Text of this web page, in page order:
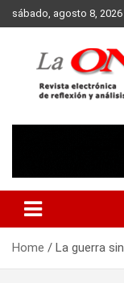
Skip
to
sábado, agosto 8, 2026
Home La guerra